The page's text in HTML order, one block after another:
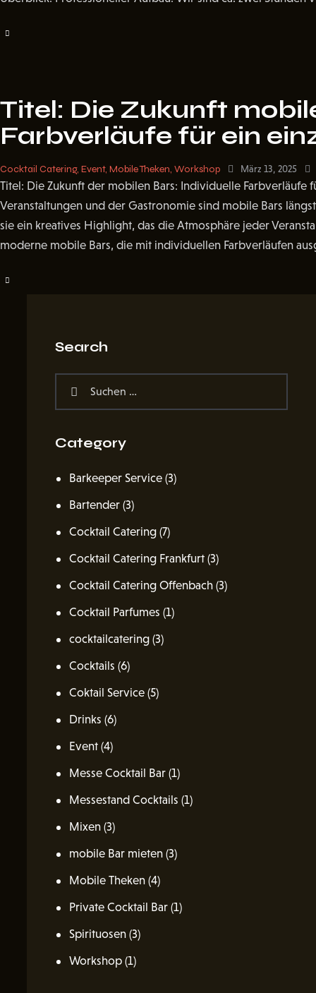
Titel: Die Zukunft
Farbverläufe für ein
Cocktail Catering, Event, Mobile Theken, Workshop März 13, 2025
Titel: Die Zukunft der mobilen Bars: Individuelle Farbverläufe
Veranstaltungen und der Gastronomie sind mobile Bars
sie ein kreatives Highlight, das die Atmosphäre jeder
moderne mobile Bars, die mit individuellen Farbverläufen
Search
Category
Barkeeper Service (3)
Bartender (3)
Cocktail Catering (7)
Cocktail Catering Frankfurt (3)
Cocktail Catering Offenbach (3)
Cocktail Parfumes (1)
cocktailcatering (3)
Cocktails (6)
Coktail Service (5)
Drinks (6)
Event (4)
Messe Cocktail Bar (1)
Messestand Cocktails (1)
Mixen (3)
mobile Bar mieten (3)
Mobile Theken (4)
Private Cocktail Bar (1)
Spirituosen (3)
Workshop (1)